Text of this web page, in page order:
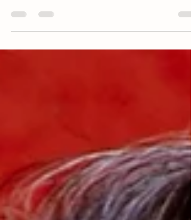
The IELTS Writing test can seem daunting but with